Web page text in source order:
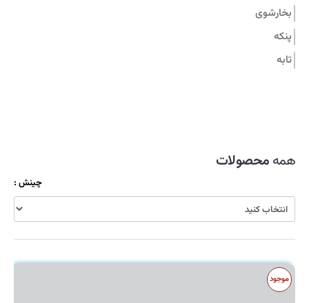
بخارشوی
پنکه
تابه
ظروف نگهدارنده
قابلمه
کولر
کارواش
همهمحصولات
چینش :
موجود